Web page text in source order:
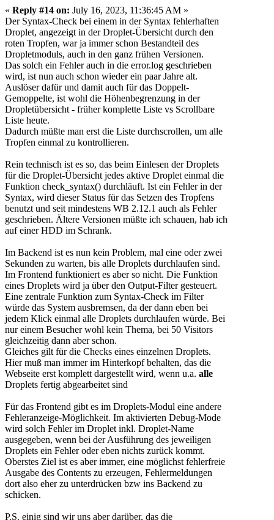
« Reply #14 on: July 16, 2023, 11:36:45 AM »
Der Syntax-Check bei einem in der Syntax fehlerhaften
Droplet, angezeigt in der Droplet-Übersicht durch den
roten Tropfen, war ja immer schon Bestandteil des
Dropletmoduls, auch in den ganz frühen Versionen.
Das solch ein Fehler auch in die error.log geschrieben
wird, ist nun auch schon wieder ein paar Jahre alt.
Auslöser dafür und damit auch für das Doppelt-
Gemoppelte, ist wohl die Höhenbegrenzung in der
Dropletübersicht - früher komplette Liste vs Scrollbare
Liste heute.
Dadurch müßte man erst die Liste durchscrollen, um alle
Tropfen einmal zu kontrollieren.
Rein technisch ist es so, das beim Einlesen der Droplets
für die Droplet-Übersicht jedes aktive Droplet einmal die
Funktion check_syntax() durchläuft. Ist ein Fehler in der
Syntax, wird dieser Status für das Setzen des Tropfens
benutzt und seit mindestens WB 2.12.1 auch als Fehler
geschrieben. Ältere Versionen müßte ich schauen, hab ich
auf einer HDD im Schrank.
Im Backend ist es nun kein Problem, mal eine oder zwei
Sekunden zu warten, bis alle Droplets durchlaufen sind.
Im Frontend funktioniert es aber so nicht. Die Funktion
eines Droplets wird ja über den Output-Filter gesteuert.
Eine zentrale Funktion zum Syntax-Check im Filter
würde das System ausbremsen, da der dann eben bei
jedem Klick einmal alle Droplets durchlaufen würde. Bei
nur einem Besucher wohl kein Thema, bei 50 Visitors
gleichzeitig dann aber schon.
Gleiches gilt für die Checks eines einzelnen Droplets.
Hier muß man immer im Hinterkopf behalten, das die
Webseite erst komplett dargestellt wird, wenn u.a. alle
Droplets fertig abgearbeitet sind
Für das Frontend gibt es im Droplets-Modul eine andere
Fehleranzeige-Möglichkeit. Im aktivierten Debug-Mode
wird solch Fehler im Droplet inkl. Droplet-Name
ausgegeben, wenn bei der Ausführung des jeweiligen
Droplets ein Fehler oder eben nichts zurück kommt.
Oberstes Ziel ist es aber immer, eine möglichst fehlerfreie
Ausgabe des Contents zu erzeugen, Fehlermeldungen
dort also eher zu unterdrücken bzw ins Backend zu
schicken.
P.S. einig sind wir uns aber darüber, das die